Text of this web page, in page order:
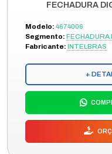
FECHADURA
Modelo: 4674006
Segmento: FECHADURA
Fabricante: INTELBRAS
+